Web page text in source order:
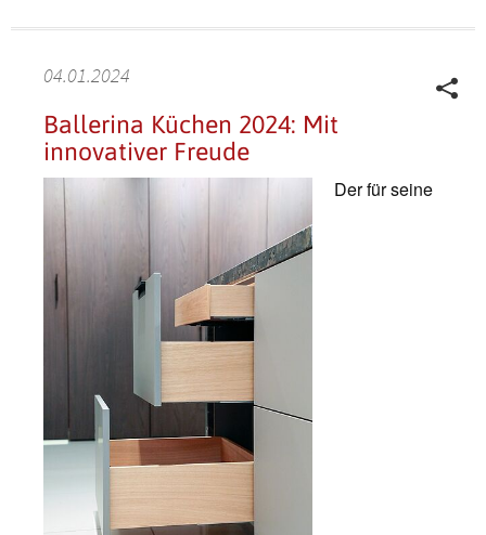
04.01.2024
Ballerina Küchen 2024: Mit
innovativer Freude
Der für seine